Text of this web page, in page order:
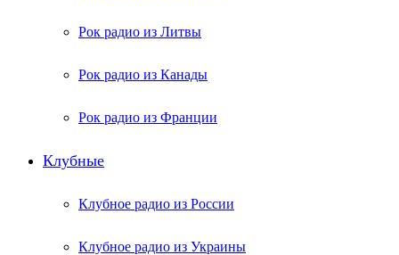
Рок радио из Литвы
Рок радио из Канады
Рок радио из Франции
Клубные
Клубное радио из России
Клубное радио из Украины